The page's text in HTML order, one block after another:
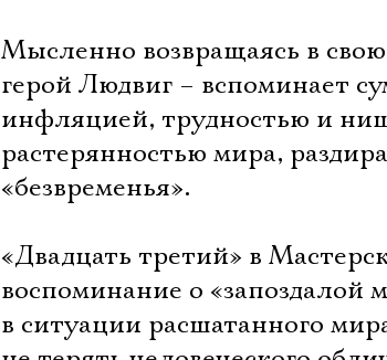
Мысленно возвращаясь в
герой Людвиг – вспоминает
инфляцией, трудностью и
растерянностью мира,
«безвременья».
«Двадцать третий» в
воспоминание о «запоздалой
в ситуации расшатанного